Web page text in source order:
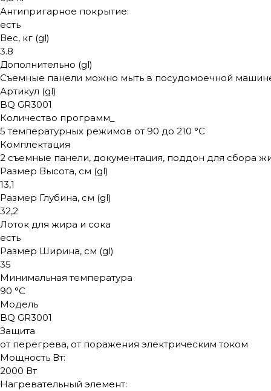
Антипригарное покрытие:
есть
Вес, кг (gl)
3.8
Дополнительно (gl)
Съемные панели можно мыть в посудомоечной
Артикул (gl)
BQ GR3001
Количество программ_
5 температурных режимов от 90 до 210 °С
Комплектация
2 съемные панели, документация, поддон для сбора
Размер Высота, см (gl)
13,1
Размер Глубина, см (gl)
32,2
Лоток для жира и сока
есть
Размер Ширина, см (gl)
35
Минимальная температура
90 °C
Модель
BQ GR3001
Защита
от перегрева, от поражения электрическим током
Мощность Вт:
2000 Вт
Нагревательный элемент: